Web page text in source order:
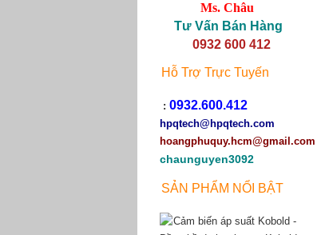
Ms. Châu
Tư Vấn Bán Hàng
0932 600 412
Hỗ Trợ Trực Tuyến
: 0932.600.412
hpqtech@hpqtech.com
hoangphuquy.hcm@gmail.com
chaunguyen3092
SẢN PHẨM NỔI BẬT